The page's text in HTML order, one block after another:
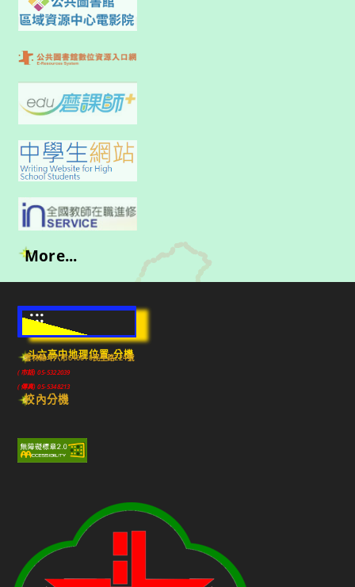
More...
:::
斗六高中地理位置-分機
雲林縣斗六市640010民生路224號
(市話) 05-5322039
(傳真) 05-5348213
校內分機